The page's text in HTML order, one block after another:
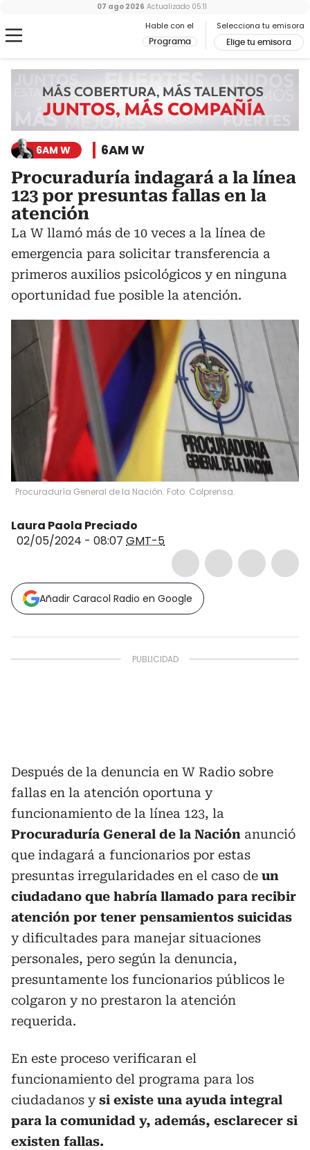
Hable con el
Programa
Selecciona tu emisora
Elige tu emisora
07 ago 2026 Actualizado 05:11
6AM W 6AM W
Procuraduría indagará a la línea
123 por presuntas fallas en la
atención
La W llamó más de 10 veces a la línea de
emergencia para solicitar transferencia a
primeros auxilios psicológicos y en ninguna
oportunidad fue posible la atención.
Procuraduría General de la Nación. Foto: Colprensa.
Laura Paola Preciado
02/05/2024 - 08:07 GMT-5
Añadir Caracol Radio en Google
Después de la denuncia en W Radio sobre
fallas en la atención oportuna y
funcionamiento de la línea 123, la
Procuraduría General de la Nación anunció
que indagará a funcionarios por estas
presuntas irregularidades en el caso de un
ciudadano que habría llamado para recibir
atención por tener pensamientos suicidas
y dificultades para manejar situaciones
personales, pero según la denuncia,
presuntamente los funcionarios públicos le
colgaron y no prestaron la atención
requerida.
En este proceso verificaran el
funcionamiento del programa para los
ciudadanos ysi existe una ayuda integral
para la comunidad y, además, esclarecer si
existen fallas.